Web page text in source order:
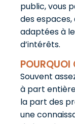
public, vous
des
adaptées à
d’intérêts.
POURQUOI
Souvent
à part
la part des
une